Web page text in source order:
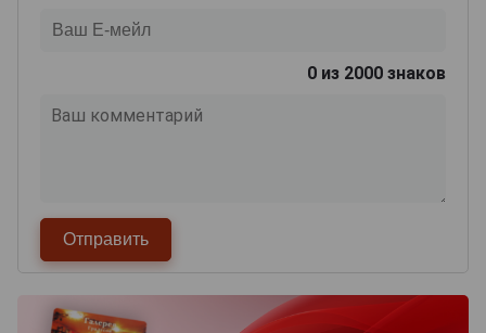
0 из 2000 знаков